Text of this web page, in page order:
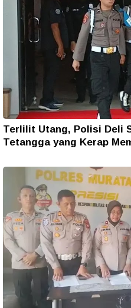
Terlilit Utang, Polisi Deli
Tetangga yang Kerap